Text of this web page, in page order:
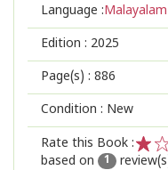
Language :Malayalam
Edition : 2025
Page(s) : 886
Condition : New
Rate this Book :
2
1
based on
1